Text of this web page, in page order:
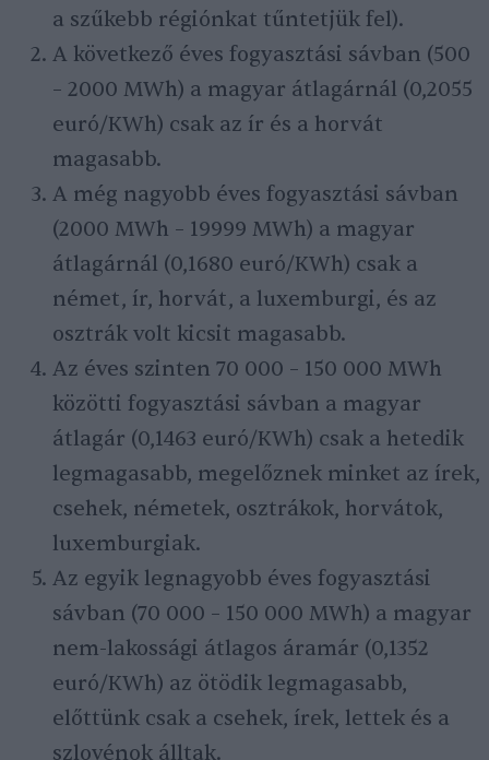
a szűkebb régiónkat tűntetjük fel).
A következő éves fogyasztási sávban (500
– 2000 MWh) a magyar átlagárnál (0,2055
euró/KWh) csak az ír és a horvát
magasabb.
A még nagyobb éves fogyasztási sávban
(2000 MWh – 19999 MWh) a magyar
átlagárnál (0,1680 euró/KWh) csak a
német, ír, horvát, a luxemburgi, és az
osztrák volt kicsit magasabb.
Az éves szinten 70 000 – 150 000 MWh
közötti fogyasztási sávban a magyar
átlagár (0,1463 euró/KWh) csak a hetedik
legmagasabb, megelőznek minket az írek,
csehek, németek, osztrákok, horvátok,
luxemburgiak.
Az egyik legnagyobb éves fogyasztási
sávban (70 000 – 150 000 MWh) a magyar
nem-lakossági átlagos áramár (0,1352
euró/KWh) az ötödik legmagasabb,
előttünk csak a csehek, írek, lettek és a
szlovénok álltak.